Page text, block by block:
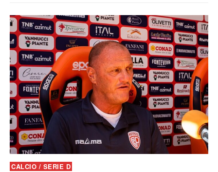
CALCIO / SERIE D